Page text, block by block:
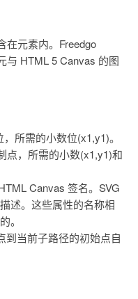
在元素内。Freedgo
与 HTML 5 Canvas 的图
所需的小数位(x1,y1)。
点，所需的小数(x1,y1)和
Canvas 签名。SVG
述。这些属性的名称相
。
到当前子路径的初始点自